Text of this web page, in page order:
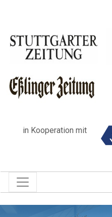
in Kooperation mit